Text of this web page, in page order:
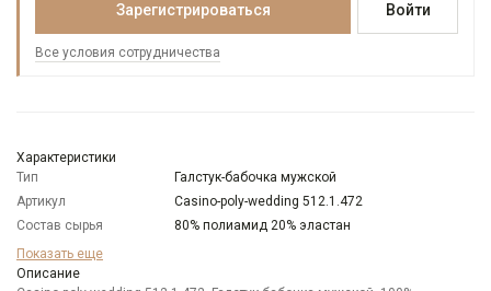
Зарегистрироваться Войти
Все условия сотрудничества
Характеристики
Тип
Галстук-бабочка мужской
Артикул
Casino-poly-wedding 512.1.472
Состав сырья
80% полиамид 20% эластан
Бренд
Модель
Показать еще
Описание